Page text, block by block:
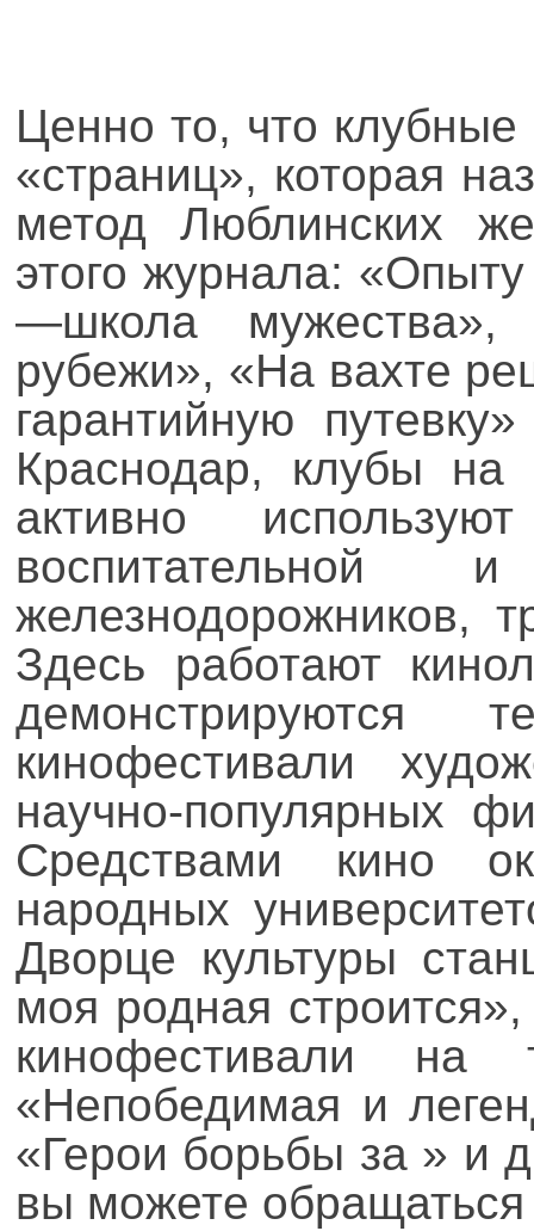
Ценно то, что
«страниц», которая
метод Люблинских
этого журнала:
—школа мужества»,
рубежи», «На вахте
гарантийную
Краснодар, клубы на
активно
воспитательной
железнодорожников,
Здесь работают
демонстрируются
кинофестивали
научно-популярных
Средствами кино
народных
Дворце культуры
моя родная
кинофестивали
«Непобедимая и
«Герои борьбы за » и
вы можете